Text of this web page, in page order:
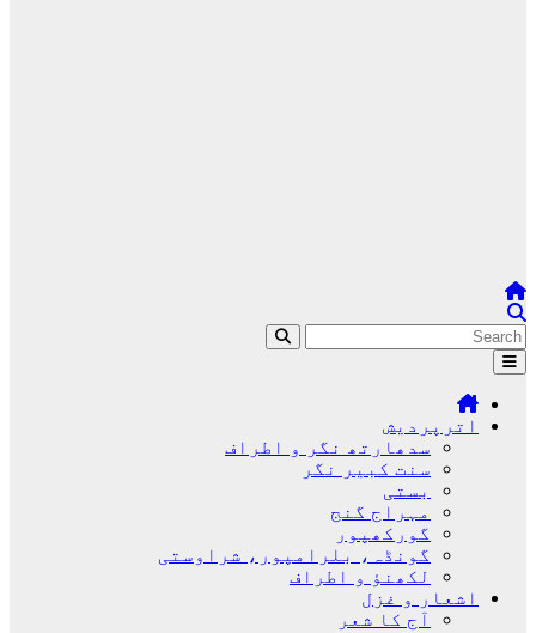
اترپردیش
سدھارتھ نگر و اطراف
سنت کبیر نگر
بستی
مہراج گنج
گورکھپور
گونڈہ، بلرامپور، شراوستی
لکھنؤ و اطراف
اشعار و غزل
آج کا شعر